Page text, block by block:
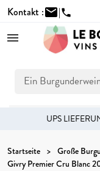
Kontakt :mail|phone
UPS
Startseite Große
Givry Premier Cru Blanc